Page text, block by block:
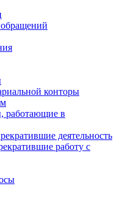
конторы
работающие в
деятельность
работу с